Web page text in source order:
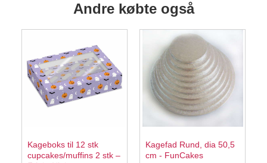
Andre købte også
Kageboks til 12 stk
cupcakes/muffins 2 stk –
Kagefad Rund, dia 50,5
cm - FunCakes